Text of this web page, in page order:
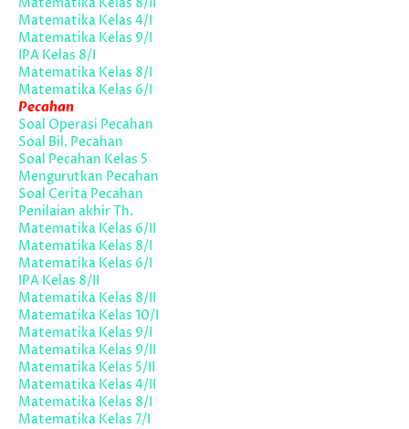
Matematika Kelas 4/I
Matematika Kelas 9/I
IPA Kelas 8/I
Matematika Kelas 8/I
Matematika Kelas 6/I
Pecahan
Soal Operasi Pecahan
Soal Bil. Pecahan
Soal Pecahan Kelas 5
Mengurutkan Pecahan
Soal Cerita Pecahan
Penilaian akhir Th.
Matematika Kelas 6/II
Matematika Kelas 8/I
Matematika Kelas 6/I
IPA Kelas 8/II
Matematika Kelas 8/II
Matematika Kelas 10/I
Matematika Kelas 9/I
Matematika Kelas 9/II
Matematika Kelas 5/II
Matematika Kelas 4/II
Matematika Kelas 8/I
Matematika Kelas 7/I